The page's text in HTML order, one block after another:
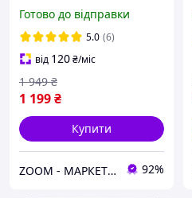
(QP430/50)
Готово до відправки
5.0 (6)
від 120₴/міс
1 199₴
1 949 ₴
Купити
ZOOM - МАРКЕТ ЦИФРОВОЇ ТЕХНІКИ 92%